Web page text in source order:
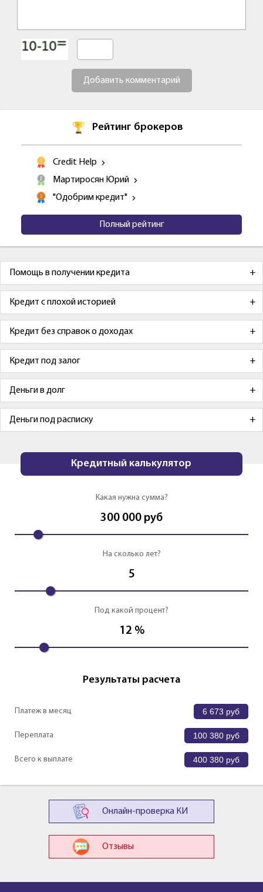
Добавить комментарий
Рейтинг брокеров
Credit Help
Мартиросян Юрий
"Одобрим кредит"
Полный рейтинг
Помощь в получении кредита
Кредит с плохой историей
Кредит без справок о доходах
Кредит под залог
Деньги в долг
Деньги под расписку
Кредитный калькулятор
Какая нужна сумма?
300 000 руб
На сколько лет?
5
Под какой процент?
12 %
Результаты расчета
Платеж в месяц 6 673 руб
Переплата 100 380 руб
Всего к выплате 400 380 руб
Онлайн-проверка КИ
Отзывы